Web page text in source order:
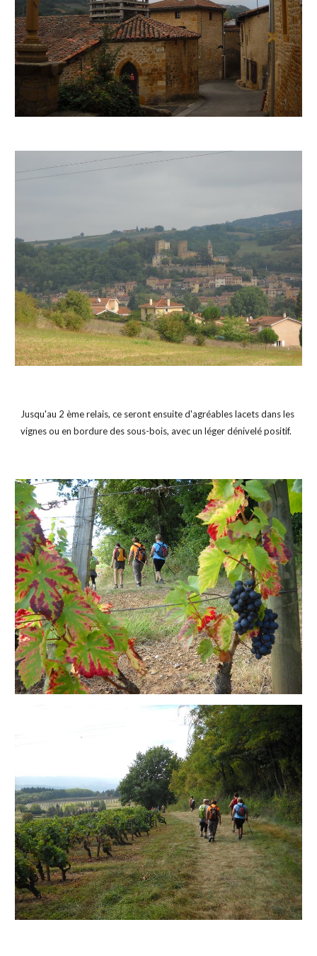
Jusqu'au 2 ème relais, ce seront ensuite d'agréables lacets dans les
vignes ou en bordure des sous-bois, avec un léger dénivelé positif.